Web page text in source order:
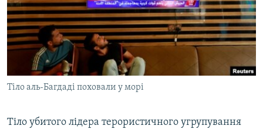
ДЕПОРТАЦІЯ
ВІДЕОУРОКИ «ELIFBE»
СВІДЧЕННЯ ОКУПАЦІЇ
УКРАЇНСЬКА ПРОБЛЕМА КРИМУ
ІНФОГРАФІКА
ЯК ОБІЙТИ БЛОКУВАННЯ
Русский
Qırımtatar
ДОЛУЧАЙСЯ!
Тіло аль-Багдаді поховали у морі
Тіло убитого лідера терористичного угрупування